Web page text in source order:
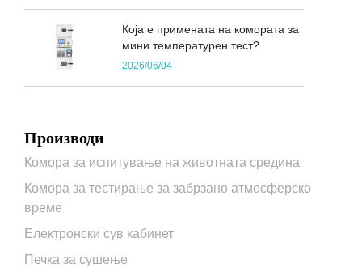
Која е примената на комората за
мини температурен тест?
2026/06/04
Производи
Комора за испитување на животната средина
Комора за тестирање за забрзано атмосферско
време
Електронски сув кабинет
Печка за сушење